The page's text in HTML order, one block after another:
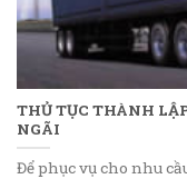
THỦ TỤC THÀNH
NGÃI
Để phục vụ cho nhu